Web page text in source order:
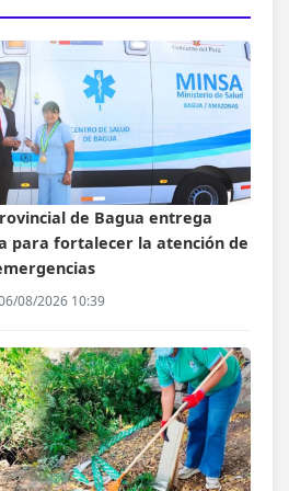
de Bagua entrega
para fortalecer la atención de
08/2026 10:39